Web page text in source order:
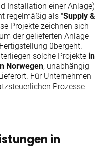
Installation einer Anlage)
regelmäßig als "Supply &
Projekte zeichnen sich
der gelieferten Anlage
übergeht.
solche Projekte in
Norwegen, unabhängig
Für Unternehmen
Prozesse
in